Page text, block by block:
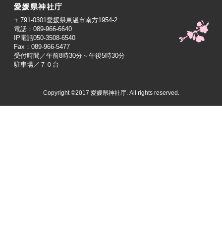
愛媛県神社庁
〒791-0301愛媛県東温市南方1954-2
電話：089-966-6640
IP電話050-3508-6540
Fax：089-966-5477
受付時間／午前8時30分～午後5時30分
駐車場／７０台
Copyright ©2017 愛媛県神社庁. All rights reserved.